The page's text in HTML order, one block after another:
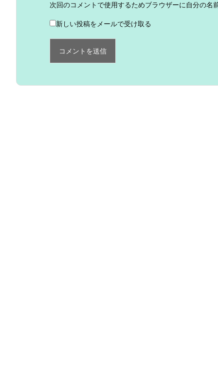
次回のコメントで使用するためブラウザーに自分の名
新しい投稿をメールで受け取る